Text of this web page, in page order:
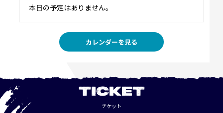
本日の予定はありません。
カレンダーを見る
TICKET
チケット